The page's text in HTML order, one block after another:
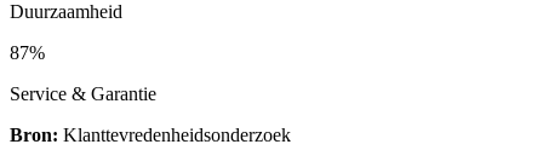
Duurzaamheid
87%
Service & Garantie
Bron: Klanttevredenheidsonderzoek